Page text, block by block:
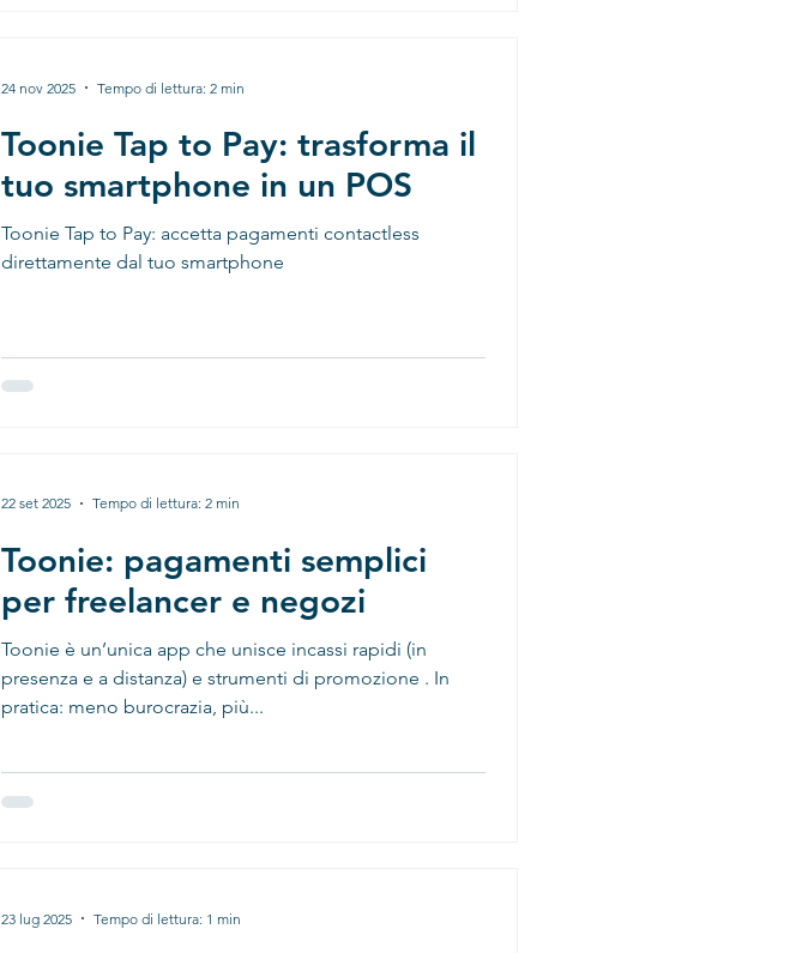
Toonie Tap to Pay: trasforma il
tuo smartphone in un POS
Toonie Tap to Pay: accetta pagamenti contactless
direttamente dal tuo smartphone
24 nov 2025 Tempo di lettura: 2 min
Toonie: pagamenti semplici
per freelancer e negozi
Toonie è un’unica app che unisce incassi rapidi (in
presenza e a distanza) e strumenti di promozione . In
pratica: meno burocrazia, più...
22 set 2025 Tempo di lettura: 2 min
23 lug 2025 Tempo di lettura: 1 min